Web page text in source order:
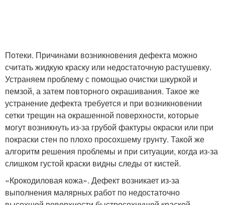
Потеки. Причинами возникновения дефекта можно
считать жидкую краску или недостаточную растушевку.
Устраняем проблему с помощью очистки шкуркой и
пемзой, а затем повторного окрашивания. Такое же
устранение дефекта требуется и при возникновении
сетки трещин на окрашенной поверхности, которые
могут возникнуть из-за грубой фактуры окраски или при
покраски стен по плохо просохшему грунту. Такой же
алгоритм решения проблемы и при ситуации, когда из-за
слишком густой краски видны следы от кистей.
«Крокодиловая кожа». Дефект возникает из-за
выполнения малярных работ по недостаточно